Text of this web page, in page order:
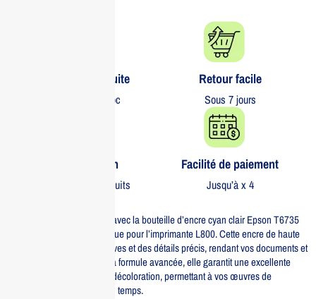
Livraison gratuite​
partout au Maroc
Retour facile​
Sous 7 jours
Garantie 1 an
Sur tous nos produits
Facilité de paiement
Jusqu’à x 4
Optimisez vos impressions avec la bouteille d’encre cyan clair Epson T6735
de 70ml, spécialement conçue pour l’imprimante L800. Cette encre de haute
qualité offre des couleurs vives et des détails précis, rendant vos documents et
photos éclatants. Grâce à sa formule avancée, elle garantit une excellente
durabilité et résistance à la décoloration, permettant à vos œuvres de
conserver leur éclat au fil du temps.